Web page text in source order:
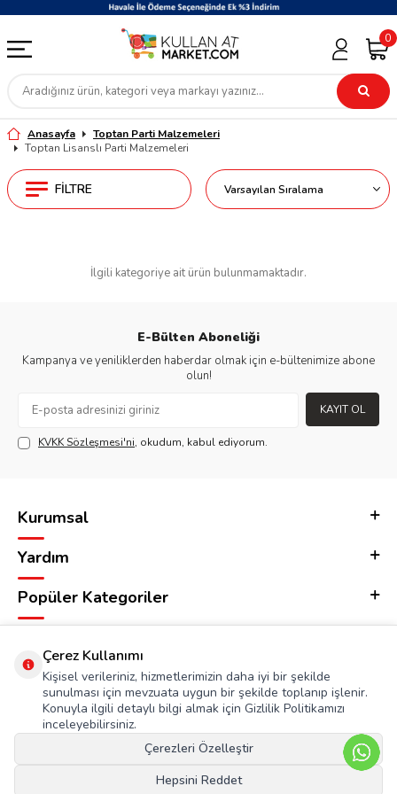
0
Anasayfa
Toptan Parti Malzemeleri
Toptan Lisanslı Parti Malzemeleri
FILTRE
İlgili kategoriye ait ürün bulunmamaktadır.
E-Bülten Aboneliği
Kampanya ve yeniliklerden haberdar olmak için e-bültenimize abone
olun!
KAYIT OL
KVKK Sözleşmesi'ni, okudum, kabul ediyorum.
Kurumsal
Yardım
Popüler Kategoriler
Çerez Kullanımı
Kişisel verileriniz, hizmetlerimizin daha iyi bir şekilde
sunulması için mevzuata uygun bir şekilde toplanıp işlenir.
Konuyla ilgili detaylı bilgi almak için Gizlilik Politikamızı
inceleyebilirsiniz.
Çerezleri Özelleştir
Hepsini Reddet